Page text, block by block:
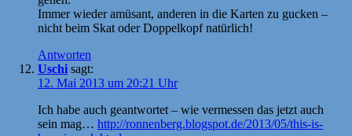
Immer wieder amüsant, anderen in die Karten zu gucken –
nicht beim Skat oder Doppelkopf natürlich!
Antworten
Uschi sagt:
12. Mai 2013 um 20:21 Uhr
Ich habe auch geantwortet – wie vermessen das jetzt auch
sein mag… http://ronnenberg.blogspot.de/2013/05/this-is-